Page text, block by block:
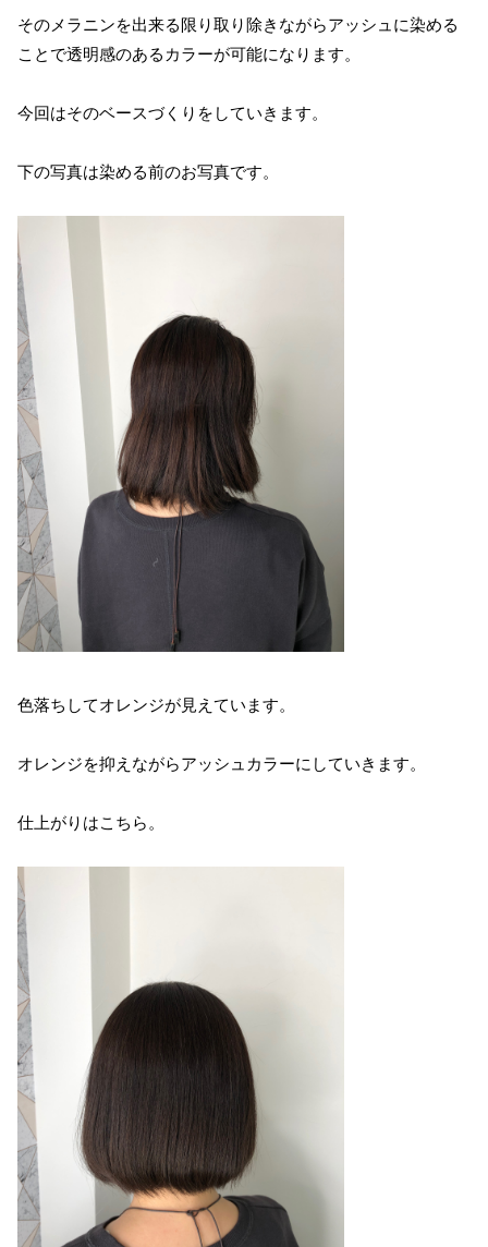
そのメラニンを出来る限り取り除きながらアッシュに染める
ことで透明感のあるカラーが可能になります。
今回はそのベースづくりをしていきます。
下の写真は染める前のお写真です。
色落ちしてオレンジが見えています。
オレンジを抑えながらアッシュカラーにしていきます。
仕上がりはこちら。